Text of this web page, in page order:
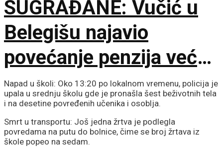
SUGRAĐANE: Vučić u
Belegišu najavio
povećanje penzija već
ove godine – Pratiće
rast plata
Napad u školi: Oko 13:20 po lokalnom vremenu, policija je
upala u srednju školu gde je pronašla šest beživotnih tela
i na desetine povređenih učenika i osoblja.
Smrt u transportu: Još jedna žrtva je podlegla
povredama na putu do bolnice, čime se broj žrtava iz
škole popeo na sedam.